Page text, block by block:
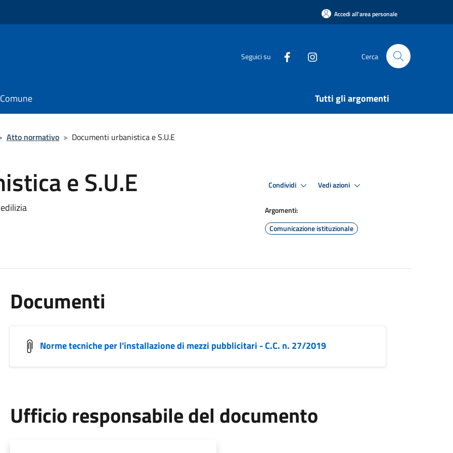
Accedi all'area personale
Seguici su Cerca
Tutti gli argomenti
Atto normativo > Documenti urbanistica e S.U.E
e S.U.E Condividi Vedi azioni
Argomenti:
Comunicazione istituzionale
Documenti
Norme tecniche per l'installazione di mezzi pubblicitari - C.C. n. 27/2019
Ufficio responsabile del documento